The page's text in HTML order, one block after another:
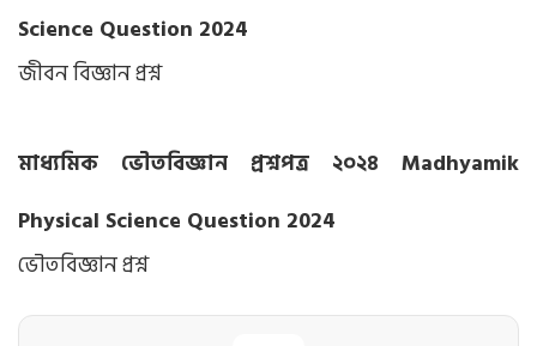
Science Question 2024
জীবন বিজ্ঞান প্রশ্ন
মাধ্যমিক ভৌতবিজ্ঞান প্রশ্নপত্র ২০২৪ Madhyamik
Physical Science Question 2024
ভৌতবিজ্ঞান প্রশ্ন